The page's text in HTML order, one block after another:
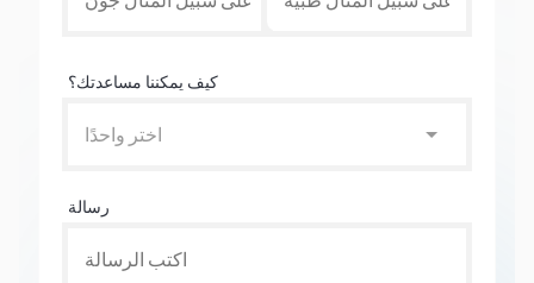
كيف يمكننا مساعدتك؟
اختر واحدًا
رسالة